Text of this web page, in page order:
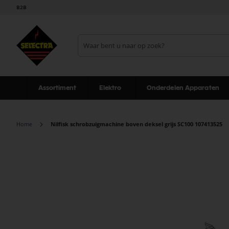
B2B
Assortiment Elektro Onderdelen Apparaten
Home Nilfisk schrobzuigmachine boven deksel grijs SC100 107413525